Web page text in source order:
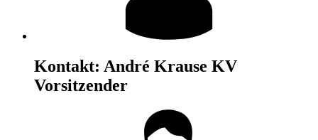
Kontakt: André Krause KV
Vorsitzender